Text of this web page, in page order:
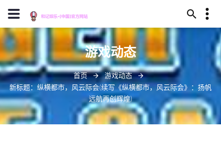
13659630023
安庆市卫煮丛林324号
J909@baidu.ag
游戏动态
首页
游戏动态
新标题：纵横都市，风云际会(续写《纵横都市，风云际会》：扬帆
远航再创辉煌)